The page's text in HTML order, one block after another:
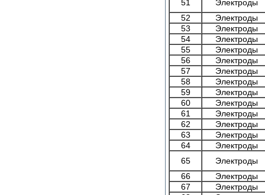
51
Электроды
52
Электроды
53
Электроды
54
Электроды
55
Электроды
56
Электроды
57
Электроды
58
Электроды
59
Электроды
60
Электроды
61
Электроды
62
Электроды
63
Электроды
64
Электроды
65
Электроды
66
Электроды
67
Электроды